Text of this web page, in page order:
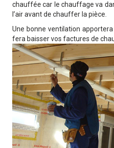
chauffée car le chauffage va
l’air avant de chauffer la pièce.
Une bonne ventilation
fera baisser vos factures de